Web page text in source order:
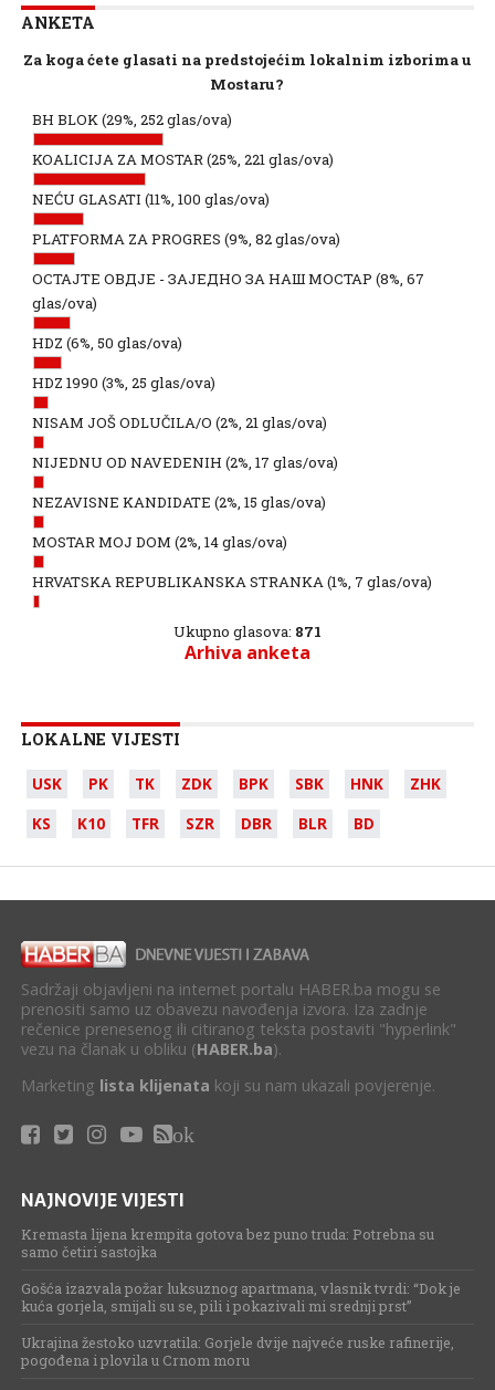
ANKETA
Za koga ćete glasati na predstojećim lokalnim izborima u
Mostaru?
BH BLOK(29%, 252 glas/ova)
KOALICIJA ZA MOSTAR(25%, 221 glas/ova)
NEĆU GLASATI (11%, 100 glas/ova)
PLATFORMA ZA PROGRES (9%, 82 glas/ova)
ОСТАЈТЕ ОВДЈЕ - ЗАЈЕДНО ЗА НАШ МОСТАР (8%, 67
glas/ova)
HDZ (6%, 50 glas/ova)
HDZ 1990 (3%, 25 glas/ova)
NISAM JOŠ ODLUČILA/O (2%, 21 glas/ova)
NIJEDNU OD NAVEDENIH (2%, 17 glas/ova)
NEZAVISNE KANDIDATE (2%, 15 glas/ova)
MOSTAR MOJ DOM (2%, 14 glas/ova)
HRVATSKA REPUBLIKANSKA STRANKA(1%, 7 glas/ova)
Ukupno glasova: 871
Arhiva anketa
LOKALNE VIJESTI
USK PK TK ZDK BPK SBK HNK
ZHK
KS
K10 TFR SZR DBR BLR BD
Sadržaji objavljeni na internet portalu HABER.ba mogu se
prenositi samo uz obavezu navođenja izvora. Iza zadnje
rečenice prenesenog ili citiranog teksta postaviti "hyperlink"
vezu na članak u obliku (HABER.ba).
Marketing lista klijenata koji su nam ukazali povjerenje.
ok
NAJNOVIJE VIJESTI
Kremasta lijena krempita gotova bez puno truda: Potrebna su
samo četiri sastojka
Gošća izazvala požar luksuznog apartmana, vlasnik tvrdi: “Dok je
kuća gorjela, smijali su se, pili i pokazivali mi srednji prst”
Ukrajina žestoko uzvratila: Gorjele dvije najveće ruske rafinerije,
pogođena i plovila u Crnom moru